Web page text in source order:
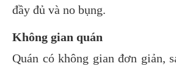
đầy đủ và no bụng.
Không gian quán
Quán có không gian đơn giản,